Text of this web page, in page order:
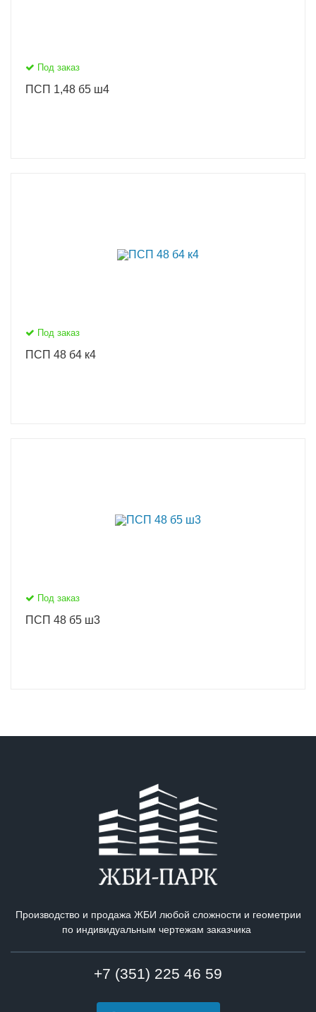
Под заказ
ПСП 1,48 б5 ш4
Под заказ
ПСП 48 б4 к4
Под заказ
ПСП 48 б5 ш3
Производство и продажа ЖБИ любой сложности и геометрии
по индивидуальным чертежам заказчика
+7 (351) 225 46 59